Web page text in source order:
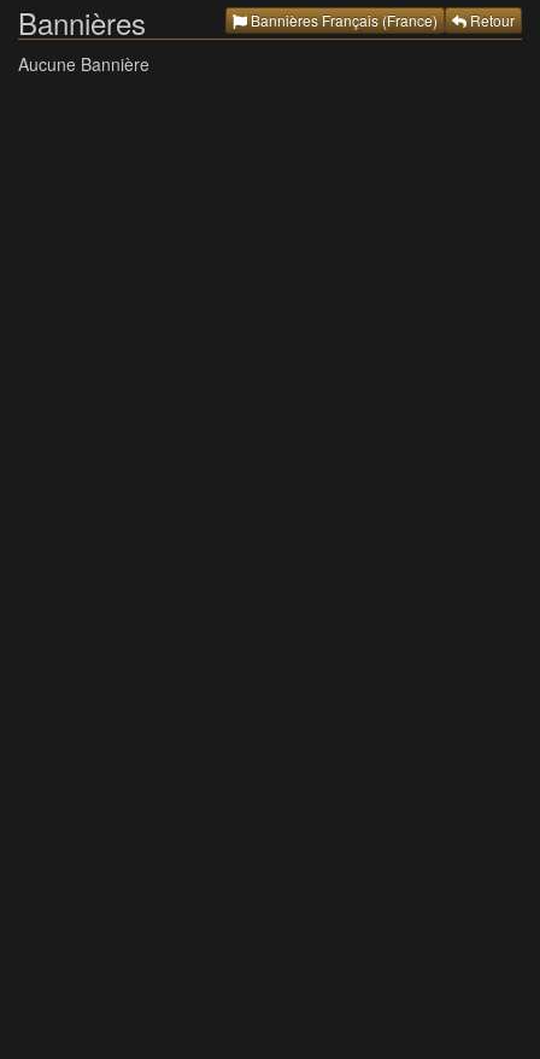
Bannières Retour
Bannières Français (France)
Aucune Bannière